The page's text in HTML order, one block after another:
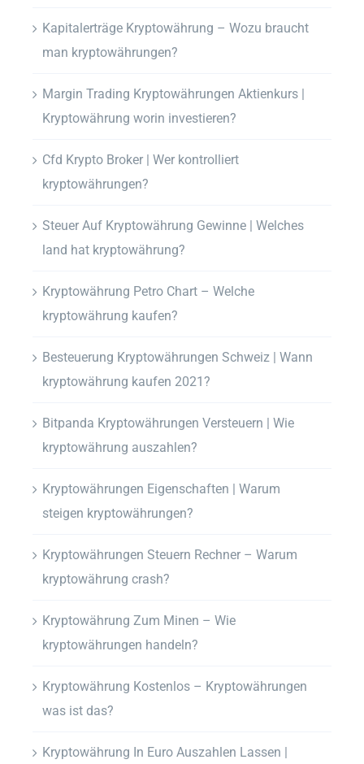
Kapitalerträge Kryptowährung – Wozu braucht
man kryptowährungen?
Margin Trading Kryptowährungen Aktienkurs |
Kryptowährung worin investieren?
Cfd Krypto Broker | Wer kontrolliert
kryptowährungen?
Steuer Auf Kryptowährung Gewinne | Welches
land hat kryptowährung?
Kryptowährung Petro Chart – Welche
kryptowährung kaufen?
Besteuerung Kryptowährungen Schweiz | Wann
kryptowährung kaufen 2021?
Bitpanda Kryptowährungen Versteuern | Wie
kryptowährung auszahlen?
Kryptowährungen Eigenschaften | Warum
steigen kryptowährungen?
Kryptowährungen Steuern Rechner – Warum
kryptowährung crash?
Kryptowährung Zum Minen – Wie
kryptowährungen handeln?
Kryptowährung Kostenlos – Kryptowährungen
was ist das?
Kryptowährung In Euro Auszahlen Lassen |